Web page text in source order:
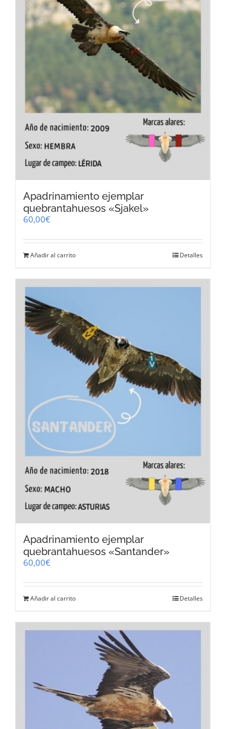
Apadrinamiento ejemplar
quebrantahuesos «Sjakel»
60,00€
Añadir al carrito Detalles
Apadrinamiento ejemplar
quebrantahuesos «Santander»
60,00€
Añadir al carrito Detalles